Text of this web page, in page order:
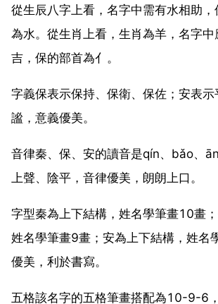
從生辰八字上看，名字中需有水相助
為水。從生肖上看，生肖為羊，名字中
吉，保的部首為亻。
字義保表示保持、保衛、保佐；安表
謐，意義優美。
音律秦、保、安的讀音是qín、bǎo、ān
上聲、陰平，音律優美，朗朗上口。
字型秦為上下結構，姓名學筆畫10畫
姓名學筆畫9畫；安為上下結構，姓名
優美，利於書寫。
五格該名字的五格筆畫搭配為10-9-6，